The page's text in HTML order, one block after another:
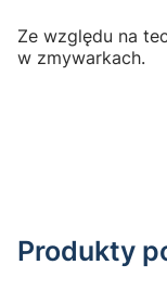
Ze względu na
w zmywarkach.
Produkty